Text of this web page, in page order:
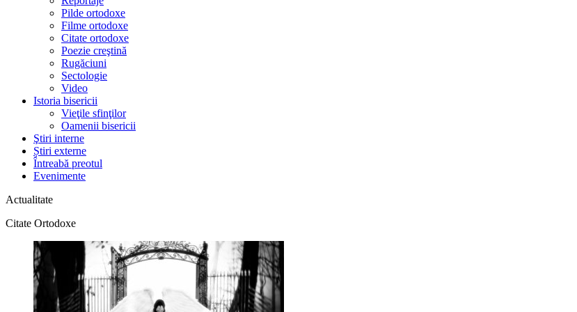
Pilde ortodoxe
Filme ortodoxe
Citate ortodoxe
Poezie creştină
Rugăciuni
Sectologie
Video
Istoria bisericii
Vieţile sfinţilor
Oamenii bisericii
Ştiri interne
Știri externe
Întreabă preotul
Evenimente
Actualitate
Citate Ortodoxe